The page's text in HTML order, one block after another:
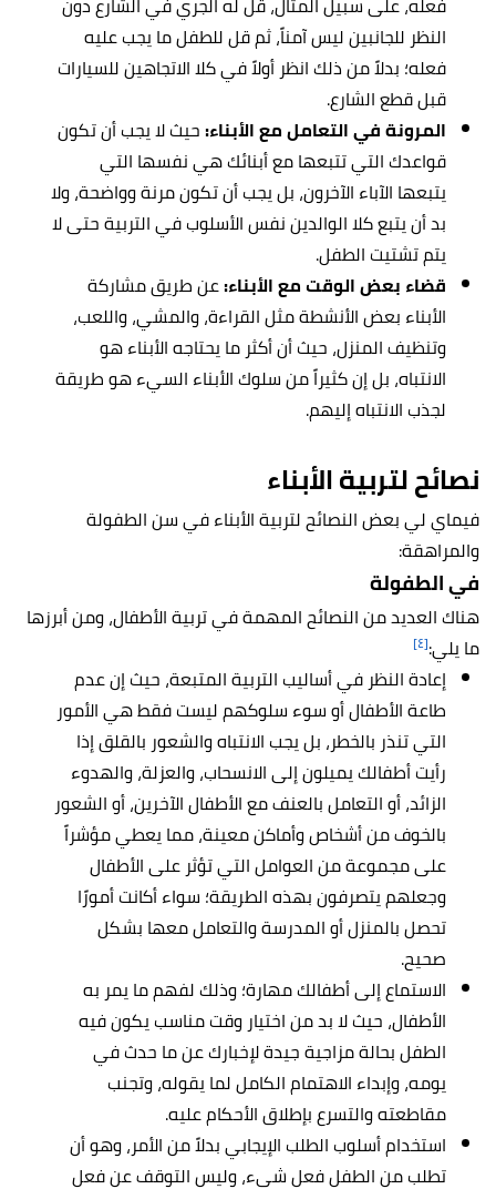
النظر للجانبين ليس آمناً، ثم قل للطفل ما يجب عليه
فعله؛ بدلاً من ذلك انظر أولاً في كلا الاتجاهين للسيارات
قبل قطع الشارع.
المرونة في التعامل مع الأبناء:حيث لا يجب أن تكون
قواعدك التي تتبعها مع أبنائك هي نفسها التي
يتبعها الآباء الآخرون، بل يجب أن تكون مرنة وواضحة، ولا
بد أن يتبع كلا الوالدين نفس الأسلوب في التربية حتى لا
يتم تشتيت الطفل.
قضاء بعض الوقت مع الأبناء:عن طريق مشاركة
الأبناء بعض الأنشطة مثل القراءة، والمشي، واللعب،
وتنظيف المنزل، حيث أن أكثر ما يحتاجه الأبناء هو
الانتباه، بل إن كثيراً من سلوك الأبناء السيء هو طريقة
لجذب الانتباه إليهم.
نصائح لتربية الأبناء
فيماي لي بعض النصائح لتربية الأبناء في سن الطفولة
والمراهقة:
في الطفولة
هناك العديد من النصائح المهمة في تربية الأطفال، ومن أبرزها
ما يلي:[٤]
إعادة النظر في أساليب التربية المتبعة، حيث إن عدم
طاعة الأطفال أو سوء سلوكهم ليست فقط هي الأمور
التي تنذر بالخطر، بل يجب الانتباه والشعور بالقلق إذا
رأيت أطفالك يميلون إلى الانسحاب، والعزلة، والهدوء
الزائد، أو التعامل بالعنف مع الأطفال الآخرين، أو الشعور
بالخوف من أشخاص وأماكن معينة، مما يعطي مؤشراً
على مجموعة من العوامل التي تؤثر على الأطفال
وجعلهم يتصرفون بهذه الطريقة؛ سواء أكانت أمورًا
تحصل بالمنزل أو المدرسة والتعامل معها بشكل
صحيح.
الاستماع إلى أطفالك مهارة؛ وذلك لفهم ما يمر به
الأطفال، حيث لا بد من اختيار وقت مناسب يكون فيه
الطفل بحالة مزاجية جيدة لإخبارك عن ما حدث في
يومه، وإبداء الاهتمام الكامل لما يقوله، وتجنب
مقاطعته والتسرع بإطلاق الأحكام عليه.
استخدام أسلوب الطلب الإيجابي بدلاً من الأمر، وهو أن
تطلب من الطفل فعل شيء، وليس التوقف عن فعل